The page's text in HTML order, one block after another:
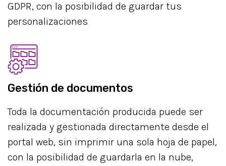
GDPR, con la posibilidad de guardar tus
personalizaciones
Gestión de documentos
Toda la documentación producida puede ser
realizada y gestionada directamente desde el
portal web, sin imprimir una sola hoja de papel,
con la posibilidad de guardarla en la nube,